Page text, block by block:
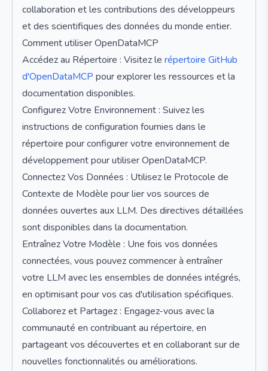
collaboration et les contributions des développeurs
et des scientifiques des données du monde entier.
Comment utiliser OpenDataMCP
Accédez au Répertoire : Visitez le répertoire GitHub
d'OpenDataMCP pour explorer les ressources et la
documentation disponibles.
Configurez Votre Environnement : Suivez les
instructions de configuration fournies dans le
répertoire pour configurer votre environnement de
développement pour utiliser OpenDataMCP.
Connectez Vos Données : Utilisez le Protocole de
Contexte de Modèle pour lier vos sources de
données ouvertes aux LLM. Des directives détaillées
sont disponibles dans la documentation.
Entraînez Votre Modèle : Une fois vos données
connectées, vous pouvez commencer à entraîner
votre LLM avec les ensembles de données intégrés,
en optimisant pour vos cas d'utilisation spécifiques.
Collaborez et Partagez : Engagez-vous avec la
communauté en contribuant au répertoire, en
partageant vos découvertes et en collaborant sur de
nouvelles fonctionnalités ou améliorations.